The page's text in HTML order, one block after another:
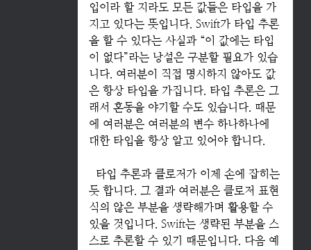
입이라 할 지라도 모든 값들은 타입을 가
지고 있다는 뜻입니다. Swift가 타입 추론
을 할 수 있다는 사실과 “이 값에는 타입
이 없다”라는 낭설은 구분할 필요가 있습
니다. 여러분이 직접 명시하지 않아도 값
은 항상 타입을 가집니다. 타입 추론은 그
래서 혼동을 야기할 수도 있습니다. 때문
에 여러분은 여러분의 변수 하나하나에
대한 타입을 항상 알고 있어야 합니다.
타입 추론과 클로저가 이제 손에 잡히는
듯 합니다. 그 결과 여러분은 클로저 표현
식의 않은 부분을 생략해가며 활용할 수
있을 것입니다. Swift는 생략된 부분을 스
스로 추론할 수 있기 때문입니다. 다음 예